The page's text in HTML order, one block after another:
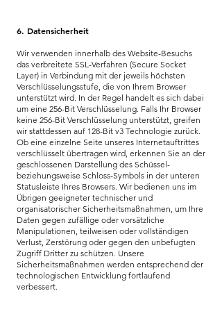
6. Datensicherheit
Wir verwenden innerhalb des Website-Besuchs
das verbreitete SSL-Verfahren (Secure Socket
Layer) in Verbindung mit der jeweils höchsten
Verschlüsselungsstufe, die von Ihrem Browser
unterstützt wird. In der Regel handelt es sich dabei
um eine 256-Bit Verschlüsselung. Falls Ihr Browser
keine 256-Bit Verschlüsselung unterstützt, greifen
wir stattdessen auf 128-Bit v3 Technologie zurück.
Ob eine einzelne Seite unseres Internetauftrittes
verschlüsselt übertragen wird, erkennen Sie an der
geschlossenen Darstellung des Schüssel-
beziehungsweise Schloss-Symbols in der unteren
Statusleiste Ihres Browsers. Wir bedienen uns im
Übrigen geeigneter technischer und
organisatorischer Sicherheitsmaßnahmen, um Ihre
Daten gegen zufällige oder vorsätzliche
Manipulationen, teilweisen oder vollständigen
Verlust, Zerstörung oder gegen den unbefugten
Zugriff Dritter zu schützen. Unsere
Sicherheitsmaßnahmen werden entsprechend der
technologischen Entwicklung fortlaufend
verbessert.